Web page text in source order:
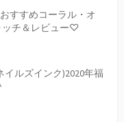
すすめコーラル・オ
ッチ＆レビュー♡
イルズインク)2020年福